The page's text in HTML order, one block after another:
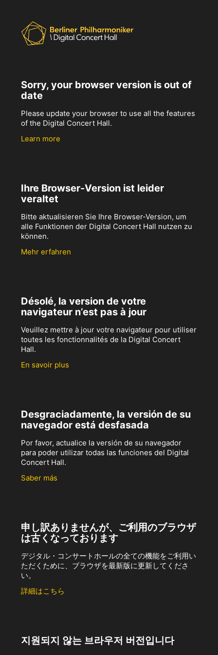
Sorry, your browser version is out of
date
Please update your browser to use all the features
of the Digital Concert Hall.
Learn more
Ihre Browser-Version ist leider
veraltet
Bitte aktualisieren Sie Ihre Browser-Version, um
alle Funktionen der Digital Concert Hall nutzen zu
können.
Mehr erfahren
Désolé, la version de votre
navigateur n’est pas à jour
Veuillez mettre à jour votre navigateur pour utiliser
toutes les fonctionnalités de la Digital Concert
Hall.
En savoir plus
Desgraciadamente, la versión de su
navegador está desfasada
Por favor, actualice la versión de su navegador
para poder utilizar todas las funciones del Digital
Concert Hall.
Saber más
申し訳ありませんが、ご利用のブラウザ
は古くなっております
デジタル・コンサートホールの全ての機能をご利用い
ただくために、ブラウザを最新版に更新してくださ
い。
詳細はこちら
지원되지 않는 브라우저 버전입니다